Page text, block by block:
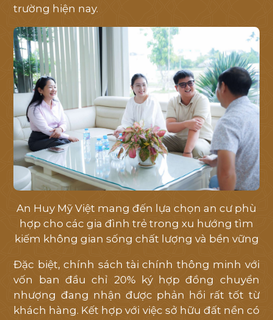
trường hiện nay.
An Huy Mỹ Việt mang đến lựa chọn an cư phù
hợp cho các gia đình trẻ trong xu hướng tìm
kiếm không gian sống chất lượng và bền vững
Đặc biệt, chính sách tài chính thông minh với
vốn ban đầu chỉ 20% ký hợp đồng chuyển
nhượng đang nhận được phản hồi rất tốt từ
khách hàng. Kết hợp với việc sở hữu đất nền có